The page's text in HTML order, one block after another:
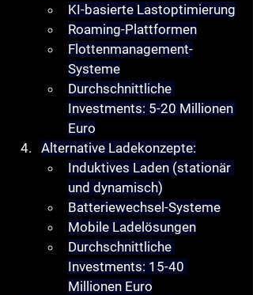
KI-basierte Lastoptimierung
Roaming-Plattformen
Flottenmanagement-
Systeme
Durchschnittliche
Investments: 5-20 Millionen
Euro
Alternative Ladekonzepte:
Induktives Laden (stationär
und dynamisch)
Batteriewechsel-Systeme
Mobile Ladelösungen
Durchschnittliche
Investments: 15-40
Millionen Euro